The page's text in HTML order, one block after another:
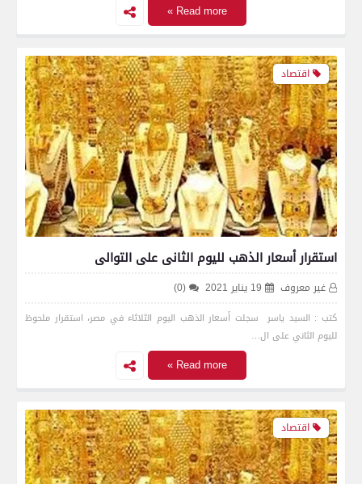
Read more »
اقتصاد
استقرار أسعار الذهب لليوم الثانى على التوالى
غير معروف 19 يناير 2021 (0)
كتب : السيد ياسر سجلت أسعار الذهب اليوم الثلاثاء في مصر، استقرار ملحوظ
لليوم الثاني على ال…
Read more »
اقتصاد